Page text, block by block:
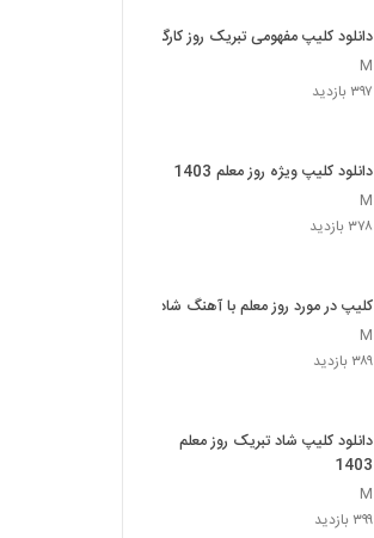
دانلود کلیپ مفهومی تبریک روز کارگر
M
۳۹۷ بازدید
دانلود کلیپ ویژه روز معلم 1403
M
۳۷۸ بازدید
کلیپ در مورد روز معلم با آهنگ شاد
M
۳۸۹ بازدید
دانلود کلیپ شاد تبریک روز معلم
1403
M
۳۹۹ بازدید